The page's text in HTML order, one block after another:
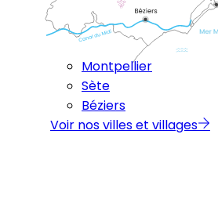
Montpellier
Sète
Béziers
Voir nos villes et villages